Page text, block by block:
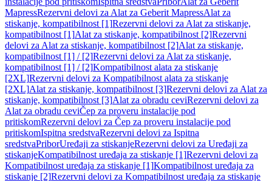
MapressRezervni delovi za Alat za Geberit MapressAlat za
stiskanje, kompatibilnost [1]Rezervni delovi za Alat za stiskanje,
kompatibilnost [1]Alat za stiskanje, kompatibilnost [2]Rezervni
delovi za Alat za stiskanje, kompatibilnost [2]Alat za stiskanje,
kompatibilnost [1] / [2]Rezervni delovi za Alat za stiskanje,
kompatibilnost [1] / [2]Kompatibilnost alata za stiskanje
[2XL]Rezervni delovi za Kompatibilnost alata za stiskanje
[2XL]Alat za stiskanje, kompatibilnost [3]Rezervni delovi za Alat za
stiskanje, kompatibilnost [3]Alat za obradu ceviRezervni delovi za
Alat za obradu ceviČep za proveru instalacije pod
pritiskomRezervni delovi za Čep za proveru instalacije pod
pritiskomIspitna sredstvaRezervni delovi za Ispitna
sredstvaPriborUređaji za stiskanjeRezervni delovi za Uređaji za
stiskanjeKompatibilnost uređaja za stiskanje [1]Rezervni delovi za
Kompatibilnost uređaja za stiskanje [1]Kompatibilnost uređaja za
stiskanje [2]Rezervni delovi za Kompatibilnost uređaja za stiskanje